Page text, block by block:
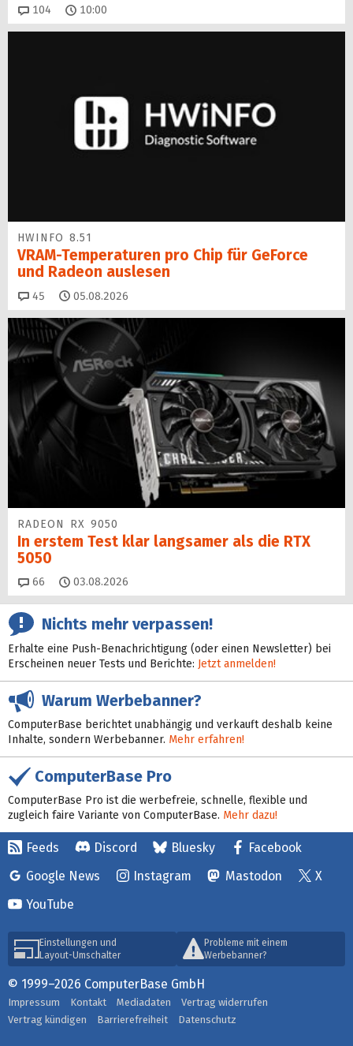
104 Kommentare
10:00
HWINFO 8.51
VRAM-Temperaturen pro Chip für GeForce
und Radeon auslesen
45 Kommentare
05.08.2026
RADEON RX 9050
In erstem Test klar langsamer als die RTX
5050
66 Kommentare
03.08.2026
Nichts mehr verpassen!
Erhalte eine Push-Benachrichtigung (oder einen Newsletter) bei
Erscheinen neuer Tests und Berichte: Jetzt anmelden!
Warum Werbebanner?
ComputerBase berichtet unabhängig und verkauft deshalb keine
Inhalte, sondern Werbebanner. Mehr erfahren!
ComputerBase Pro
ComputerBase Pro ist die werbefreie, schnelle, flexible und
zugleich faire Variante von ComputerBase. Mehr dazu!
Feeds Discord Bluesky
Facebook
Google News
Instagram Mastodon
X
YouTube
Einstellungen und
Layout-Umschalter
Probleme mit einem
Werbebanner?
© 1999–2026 ComputerBase GmbH
Impressum Kontakt Mediadaten
Vertrag widerrufen
Vertrag kündigen
Barrierefreiheit Datenschutz